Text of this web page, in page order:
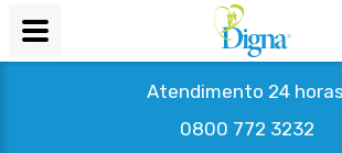
Atendimento 24
0800 772 3232